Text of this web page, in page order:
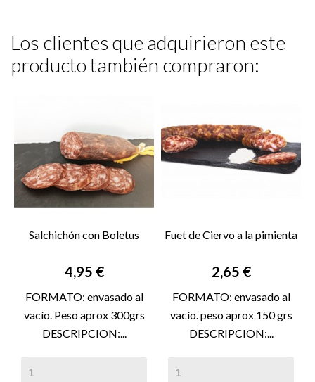
Los clientes que adquirieron este
producto también compraron:
Salchichón con Boletus
Precio
4,95 €
FORMATO: envasado al
vacío. Peso aprox 300grs
DESCRIPCION:...
Fuet de Ciervo a la pimienta
Precio
2,65 €
FORMATO: envasado al
vacío. peso aprox 150 grs
DESCRIPCION:...